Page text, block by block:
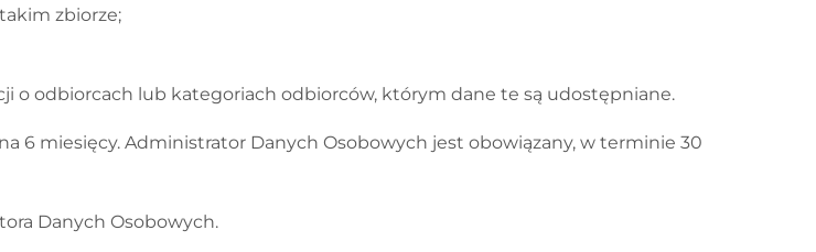
zbiorze;
o odbiorcach lub kategoriach odbiorców, którym dane te są udostępniane.
6 miesięcy. Administrator Danych Osobowych jest obowiązany, w terminie 30
Danych Osobowych.